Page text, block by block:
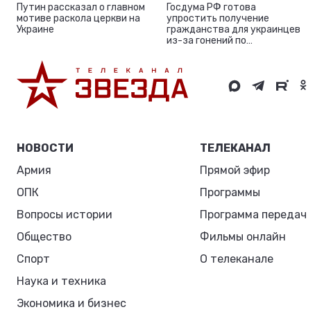
Путин рассказал о главном
мотиве раскола церкви на
Украине
Госдума РФ готова
упростить получение
гражданства для украинцев
из-за гонений по
НОВОСТИ
Армия
ОПК
Вопросы истории
Общество
Спорт
Наука и техника
Экономика и бизнес
ТЕЛЕКАНАЛ
Прямой эфир
Программы
Программа передач
Фильмы онлайн
О телеканале